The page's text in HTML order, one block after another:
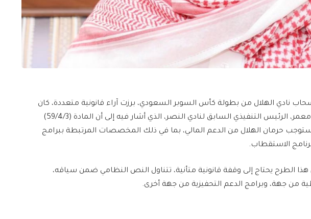
نادي الهلال من بطولة كأس السوبر السعودي، برزت آراء قانونية متعددة، كان
من أبرزها ما طرحه مسلي آل معمر، الرئيس التنفيذي السابق لنادي النصر، الذي أشار فيه إلى أن المادة (59/4/3)
حرمان الهلال من الدعم المالي، بما في ذلك المخصصات المرتبطة ببرامج
الاستقطاب.
هذا الطرح يحتاج إلى وقفة قانونية متأنية، تتناول النص النظامي ضمن سياقه،
من جهة، وبرامج الدعم التحفيزية من جهة أخرى.